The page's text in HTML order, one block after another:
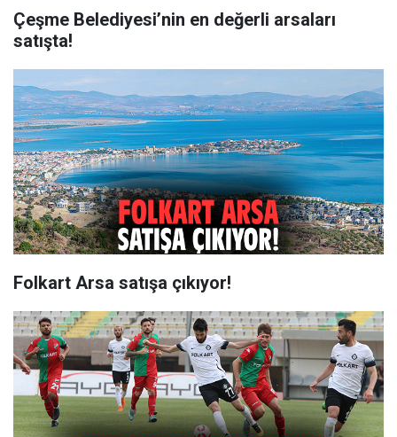
Çeşme Belediyesi’nin en değerli arsaları
satışta!
Folkart Arsa satışa çıkıyor!